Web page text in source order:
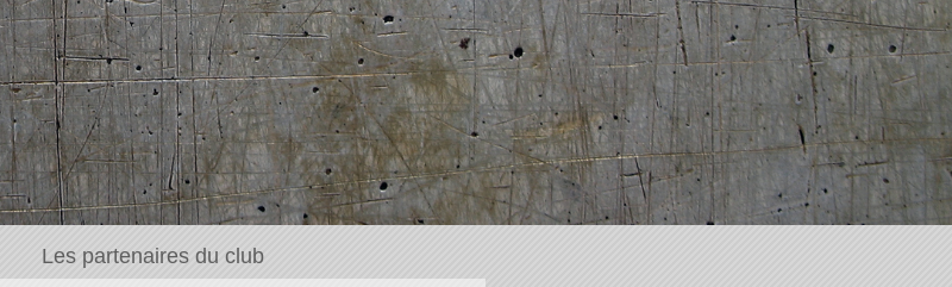
Les partenaires du club